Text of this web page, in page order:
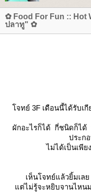
✿ Food For Fun :: Hot
ปลาทู" ✿
จทย์ 3F เดือนนี้ได้รับเกี
ผักอะไรก็ได้ กี่ชนิดก็ได้
ประก
ไม่ได้เป็นเพีย
เห็นโจทย์แล้วยิ้มเล
ต่ไม่รู้จะหยิบจานไหนม